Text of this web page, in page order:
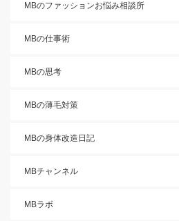
MBのファッションお悩み相談所
MBの仕事術
MBの思考
MBの薄毛対策
MBの身体改造日記
MBチャンネル
MBラボ